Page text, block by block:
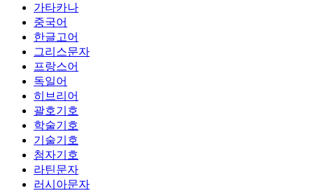
가타카나
중국어
한글고어
그리스문자
프랑스어
독일어
히브리어
괄호기호
학술기호
기술기호
첨자기호
라틴문자
러시아문자